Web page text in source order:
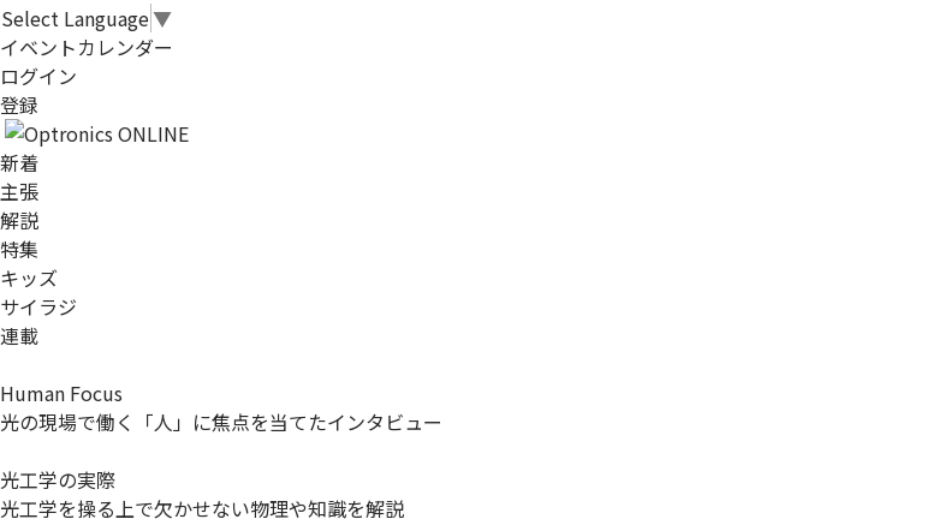
Select Language▼
イベントカレンダー
ログイン
登録
新着
主張
解説
特集
キッズ
サイラジ
連載
Human Focus
光の現場で働く「人」に焦点を当てたインタビュー
光工学の実際
光工学を操る上で欠かせない物理や知識を解説